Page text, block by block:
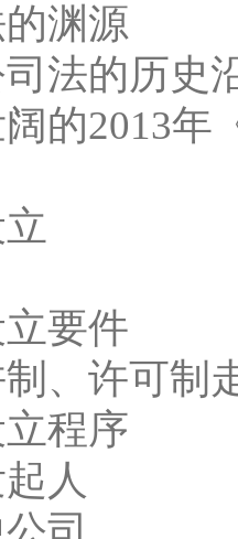
渊源
法的历史
的2013年
要件
、许可制
程序
人